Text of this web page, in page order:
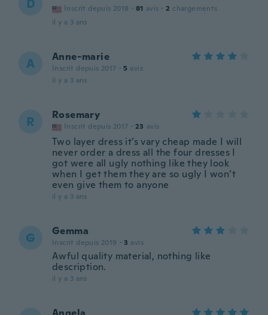
D Inscrit depuis 2018 · 81 avis · 2 chargements
il y a 3 ans
A Anne-marie
Inscrit depuis 2017 · 5 avis
il y a 3 ans
R Rosemary
Inscrit depuis 2017 · 23 avis
Two layer dress it’s vary cheap made I will
never order a dress all the four dresses I
got were all ugly nothing like they look
when I get them they are so ugly I won’t
even give them to anyone
il y a 3 ans
G Gemma
Inscrit depuis 2019 · 3 avis
Awful quality material, nothing like
description.
il y a 3 ans